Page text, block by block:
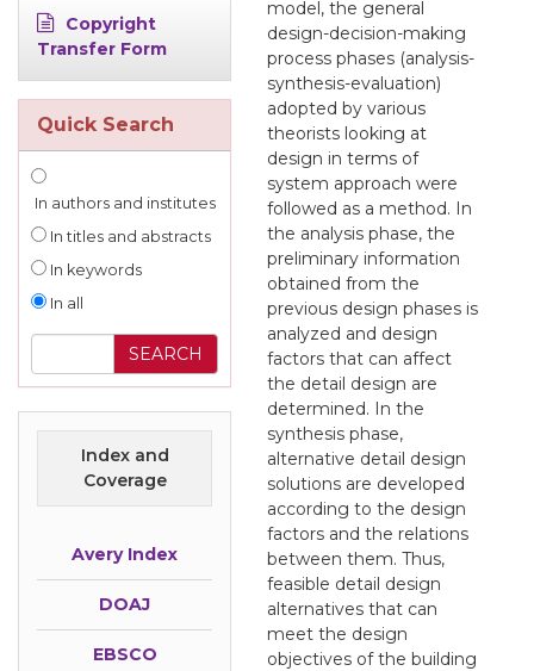
Copyright
Transfer Form
Quick Search
In authors and institutes
In titles and abstracts
In keywords
In all
Index and
Coverage
Avery Index
DOAJ
EBSCO
model, the general
design-decision-making
process phases (analysis-
synthesis-evaluation)
adopted by various
theorists looking at
design in terms of
system approach were
followed as a method. In
the analysis phase, the
preliminary information
obtained from the
previous design phases is
analyzed and design
factors that can affect
the detail design are
determined. In the
synthesis phase,
alternative detail design
solutions are developed
according to the design
factors and the relations
between them. Thus,
feasible detail design
alternatives that can
meet the design
objectives of the building